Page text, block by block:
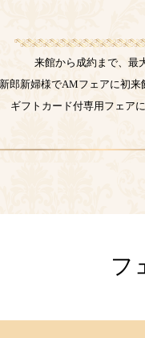
来館から成約まで、最
郎新婦様でAMフェアに初来
ギフトカード付専用フェア
フ